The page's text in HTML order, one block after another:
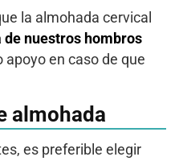
la almohada cervical
de nuestros hombros
en caso de que
almohada
es preferible elegir